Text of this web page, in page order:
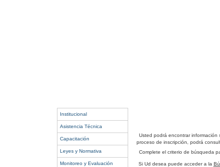
Institucional
Asistencia Técnica
Capacitación
Leyes y Normativa
Monitoreo y Evaluación
Usted podrá encontrar
proceso de inscripción, podrá
Complete el criterio de búsqueda
Si Ud desea puede acceder a la